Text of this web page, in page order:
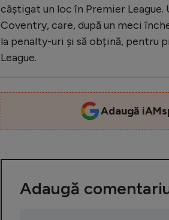
câștigat un loc în Premier
Coventry, care, după un meci
la penalty-uri și să obțină, pentru
League.
Adaugă
Adaugă